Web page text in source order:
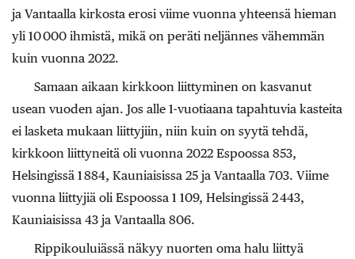
ja Vantaalla kirkosta erosi viime vuonna yhteensä hieman
yli 10 000 ihmistä, mikä on peräti neljännes vähemmän
kuin vuonna 2022.
Samaan aikaan kirkkoon liittyminen on kasvanut
usean vuoden ajan. Jos alle 1-vuotiaana tapahtuvia kasteita
ei lasketa mukaan liittyjiin, niin kuin on syytä tehdä,
kirkkoon liittyneitä oli vuonna 2022 Espoossa 853,
Helsingissä 1 884, Kauniaisissa 25 ja Vantaalla 703. Viime
vuonna liittyjiä oli Espoossa 1 109, Helsingissä 2 443,
Kauniaisissa 43 ja Vantaalla 806.
Rippikouluiässä näkyy nuorten oma halu liittyä